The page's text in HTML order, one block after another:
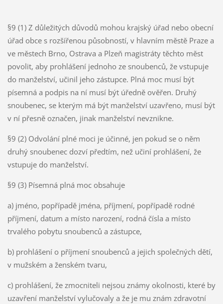
§9 (1) Z důležitých důvodů mohou krajský úřad nebo obecní
úřad obce s rozšířenou působností, v hlavním městě Praze a
ve městech Brno, Ostrava a Plzeň magistráty těchto měst
povolit, aby prohlášení jednoho ze snoubenců, že vstupuje
do manželství, učinil jeho zástupce. Plná moc musí být
písemná a podpis na ní musí být úředně ověřen. Druhý
snoubenec, se kterým má být manželství uzavřeno, musí být
v ní přesně označen, jinak manželství nevznikne.
§9 (2) Odvolání plné moci je účinné, jen pokud se o něm
druhý snoubenec dozví předtím, než učiní prohlášení, že
vstupuje do manželství.
§9 (3) Písemná plná moc obsahuje
a) jméno, popřípadě jména, příjmení, popřípadě rodné
příjmení, datum a místo narození, rodná čísla a místo
trvalého pobytu snoubenců a zástupce,
b) prohlášení o příjmení snoubenců a jejich společných dětí,
v mužském a ženském tvaru,
c) prohlášení, že zmocniteli nejsou známy okolnosti, které by
uzavření manželství vylučovaly a že je mu znám zdravotní